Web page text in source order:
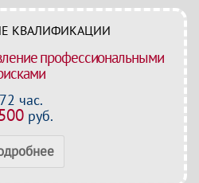
КВАЛИФИКАЦИИ
профессиональными
72 час.
руб.